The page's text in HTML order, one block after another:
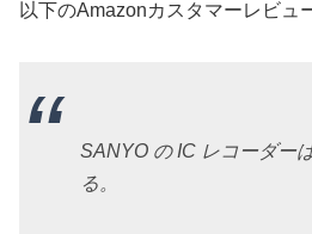
以下のAmazonカスタマーレビュ
SANYO の IC レコーダー
る。